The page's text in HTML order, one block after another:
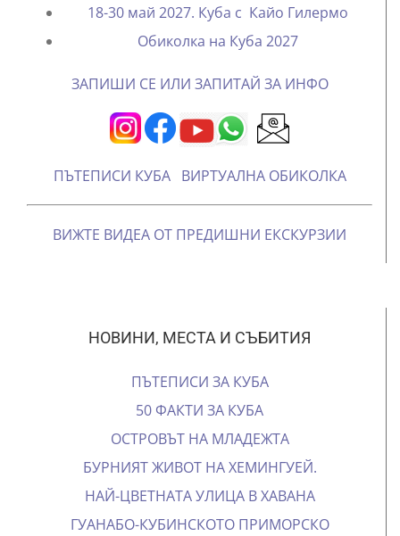
18-30 май 2027. Куба с Кайо Гилермо
Oбиколка на Куба 2027
ЗАПИШИ СЕ ИЛИ ЗАПИТАЙ ЗА ИНФО
ПЪТЕПИСИ КУБА ВИРТУАЛНА ОБИКОЛКА
ВИЖТЕ ВИДЕА ОТ ПРЕДИШНИ ЕКСКУРЗИИ
НОВИНИ, МЕСТА И СЪБИТИЯ
ПЪТЕПИСИ ЗА КУБА
50 ФАКТИ ЗА КУБА
ОСТРОВЪТ НА МЛАДЕЖТА
БУРНИЯТ ЖИВОТ НА ХЕМИНГУЕЙ.
НАЙ-ЦВЕТНАТА УЛИЦА В ХАВАНА
ГУАНАБО-КУБИНСКОТО ПРИМОРСКО